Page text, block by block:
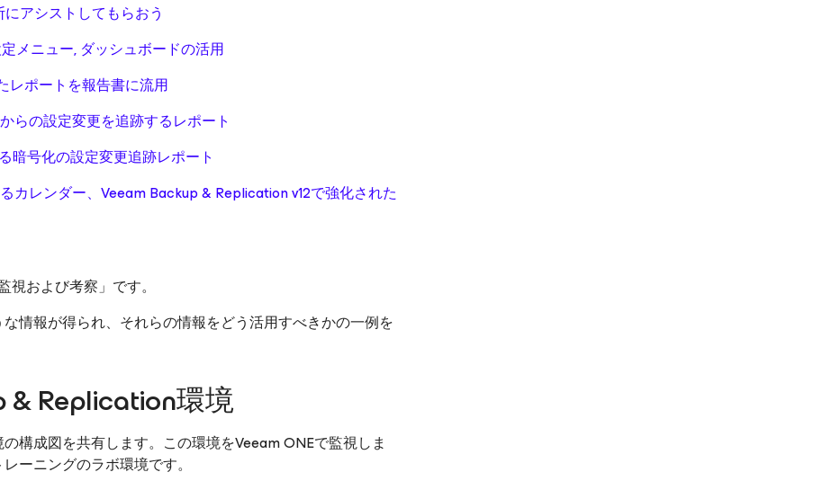
アシストしてもらおう
メニュー, ダッシュボードの活用
レポートを報告書に流用
らの設定変更を追跡するレポート
暗号化の設定変更追跡レポート
カレンダー、Veeam Backup & Replication v12で強化された
および考察」です。
情報が得られ、それらの情報をどう活用すべきかの一例を
Replication環境
構成図を共有します。この環境をVeeam ONEで監視しま
ーニングのラボ環境です。